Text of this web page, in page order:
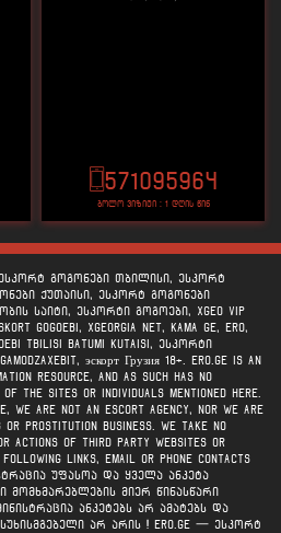
571095964
ბოლო ვიზიტი : 1 დღის წინ
გოგონები თბილისი, ესკორტ
ქუთაისი, ესკორტ გოგონები
საიტი, ესკორტი გოგოები, xgeo vip
gogoebi, xgeorgia net, kama ge, ero,
tbilisi batumi kutaisi, ესკორტი
эскорт Грузия 18+. ERO.GE is an
resource, and as such has no
the sites or individuals mentioned here.
we are not an escort agency, nor we are
or prostitution business. We take no
actions of third party websites or
following links, email or phone contacts
უფასოა და ყველა ანკეტა
მომხმარებლების მიერ წინასწარი
ანკეტებს არ ამატებს და
არ არის ! Ero.ge — ესკორტ